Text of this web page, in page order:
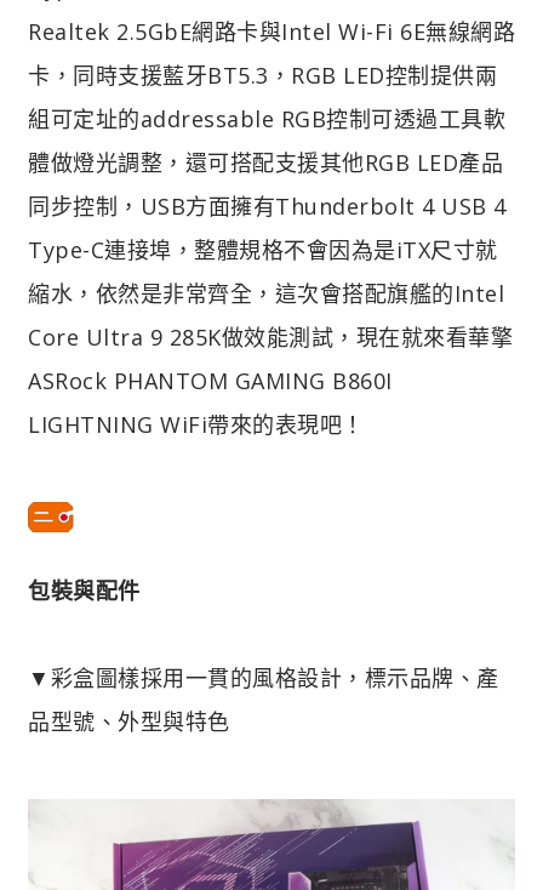
Realtek 2.5GbE網路卡與Intel Wi-Fi 6E無線網路
卡，同時支援藍牙BT5.3，RGB LED控制提供兩
組可定址的addressable RGB控制可透過工具軟
體做燈光調整，還可搭配支援其他RGB LED產品
同步控制，USB方面擁有Thunderbolt 4 USB 4
Type-C連接埠，整體規格不會因為是iTX尺寸就
縮水，依然是非常齊全，這次會搭配旗艦的Intel
Core Ultra 9 285K做效能測試，現在就來看華擎
ASRock PHANTOM GAMING B860I
LIGHTNING WiFi帶來的表現吧！
包裝與配件
▼彩盒圖樣採用一貫的風格設計，標示品牌、產
品型號、外型與特色